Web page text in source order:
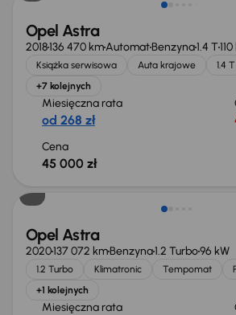
Opel Astra
2018136 470 kmAutomatBenzyna1.4 T
Książka serwisowa Auta krajowe 1.4 T
+7 kolejnych
Miesięczna rata
od 268 zł
Cena
45 000 zł
Extra zniżka 2 200 zł
Opel Astra
2020137 072 kmBenzyna1.2 Turbo96 kW
1.2 Turbo Klimatronic Tempomat
+1 kolejnych
Miesięczna rata